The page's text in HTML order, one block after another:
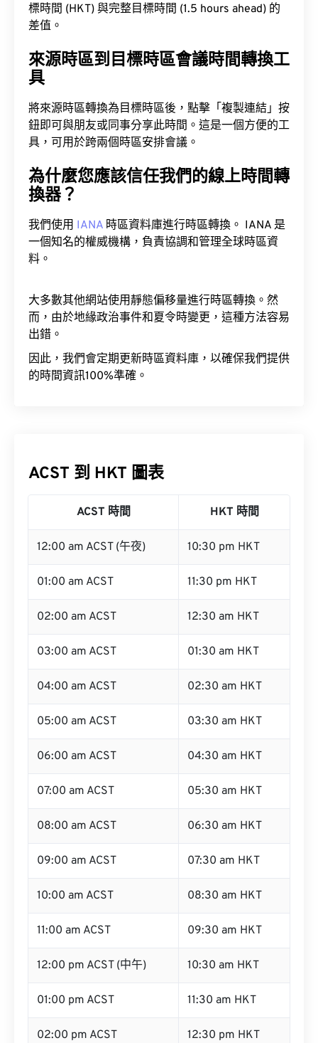
標時間 (HKT) 與完整目標時間 (1.5 hours ahead) 的
差值。
來源時區到目標時區會議時間轉換工
具
將來源時區轉換為目標時區後，點擊「複製連結」按
鈕即可與朋友或同事分享此時間。這是一個方便的工
具，可用於跨兩個時區安排會議。
為什麼您應該信任我們的線上時間轉
換器？
我們使用 IANA 時區資料庫進行時區轉換。 IANA 是
一個知名的權威機構，負責協調和管理全球時區資
料。
大多數其他網站使用靜態偏移量進行時區轉換。然
而，由於地緣政治事件和夏令時變更，這種方法容易
出錯。
因此，我們會定期更新時區資料庫，以確保我們提供
的時間資訊100%準確。
ACST 到 HKT 圖表
ACST 時間 HKT 時間
12:00 am ACST (午夜) 10:30 pm HKT
01:00 am ACST 11:30 pm HKT
02:00 am ACST 12:30 am HKT
03:00 am ACST 01:30 am HKT
04:00 am ACST 02:30 am HKT
05:00 am ACST 03:30 am HKT
06:00 am ACST 04:30 am HKT
07:00 am ACST 05:30 am HKT
08:00 am ACST 06:30 am HKT
09:00 am ACST 07:30 am HKT
10:00 am ACST 08:30 am HKT
11:00 am ACST 09:30 am HKT
12:00 pm ACST (中午) 10:30 am HKT
01:00 pm ACST 11:30 am HKT
02:00 pm ACST 12:30 pm HKT